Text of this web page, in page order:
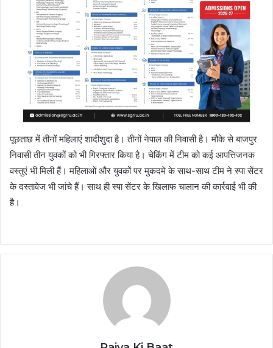
पूछताछ में तीनों महिलाएं शादीशुदा है। तीनों नेपाल की निवासी है। मौके से बाजपुर
निवासी तीन युवकों को भी गिरफ्तार किया है। चेकिंग में टीम को कई आपत्तिजनक
वस्तुएं भी मिली हैं। महिलाओं और युवकों पर मुकदमे के साथ-साथ टीम ने स्पा सेंटर
के दस्तावेज भी जांचे हैं। साथ ही स्पा सेंटर के खिलाफ चालान की कार्रवाई भी की
है।